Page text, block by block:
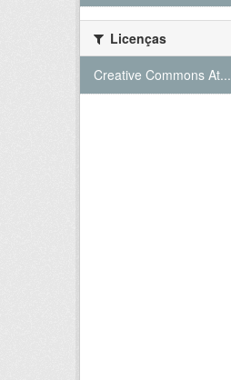
Licenças
Creative Commons At...